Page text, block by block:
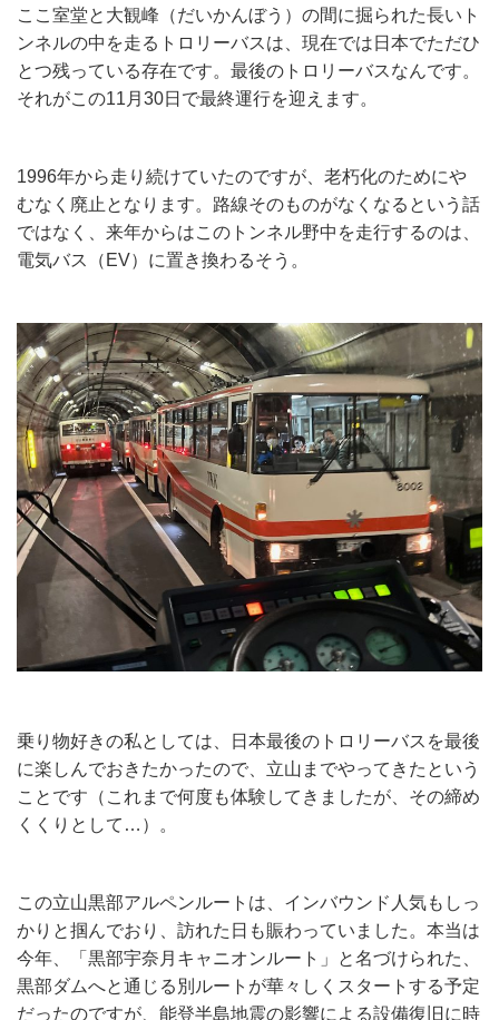
ここ室堂と大観峰（だいかんぼう）の間に掘られた長いト
ンネルの中を走るトロリーバスは、現在では日本でただひ
とつ残っている存在です。最後のトロリーバスなんです。
それがこの11月30日で最終運行を迎えます。
1996年から走り続けていたのですが、老朽化のためにや
むなく廃止となります。路線そのものがなくなるという話
ではなく、来年からはこのトンネル野中を走行するのは、
電気バス（EV）に置き換わるそう。
乗り物好きの私としては、日本最後のトロリーバスを最後
に楽しんでおきたかったので、立山までやってきたという
ことです（これまで何度も体験してきましたが、その締め
くくりとして…）。
この立山黒部アルペンルートは、インバウンド人気もしっ
かりと掴んでおり、訪れた日も賑わっていました。本当は
今年、「黒部宇奈月キャニオンルート」と名づけられた、
黒部ダムへと通じる別ルートが華々しくスタートする予定
だったのですが、能登半島地震の影響による設備復旧に時